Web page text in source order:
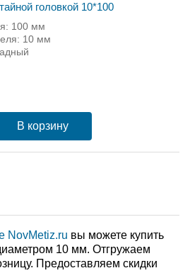
головкой 10*100
100 мм
10 мм
В корзину
NovMetiz.ru вы можете купить
10 мм. Отгружаем
Предоставляем скидки